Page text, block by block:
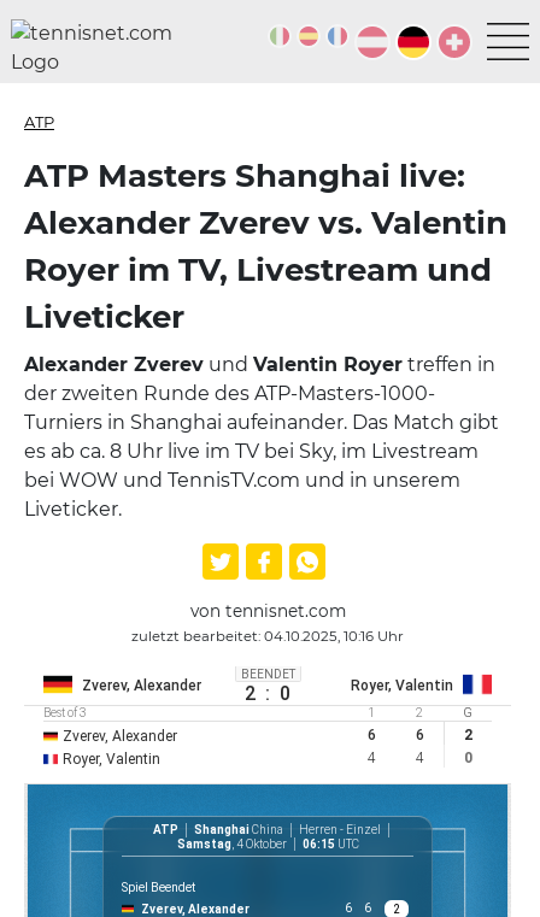
ATP
ATP Masters Shanghai live:
Alexander Zverev vs. Valentin
Royer im TV, Livestream und
Liveticker
Alexander Zverev und Valentin Royer treffen in
der zweiten Runde des ATP-Masters-1000-
Turniers in Shanghai aufeinander. Das Match gibt
es ab ca. 8 Uhr live im TV bei Sky, im Livestream
bei WOW und TennisTV.com und in unserem
Liveticker.
von tennisnet.com
zuletzt bearbeitet: 04.10.2025, 10:16 Uhr
Zverev, Alexander
BEENDET
2 : 0 Royer, Valentin
Best of 3 1 2 G
Zverev, Alexander 6 6
2
Royer, Valentin
4 4 0
ATP ShanghaiChina
Herren - Einzel
Samstag, 4 Oktober 06:15 UTC
Spiel Beendet
Zverev, Alexander
6 6
2